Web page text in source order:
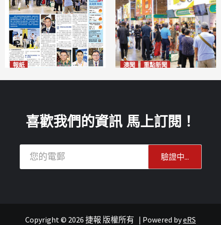
報紙 澳聞 重點新聞
2026-08-10
喜歡我們的資訊 馬上訂閱！
Copyright © 2026 捷報 版權所有 | Powered byeRS